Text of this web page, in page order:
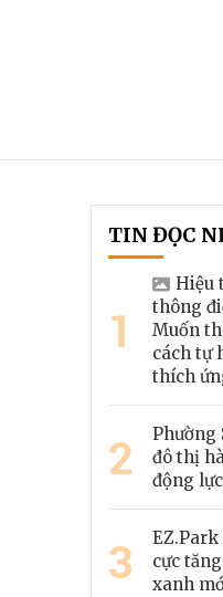
TIN ĐỌC
1
Hiệu
thông
Muốn
cách tự
thích
2
Phường
đô thị
động lực
3
cực
xanh